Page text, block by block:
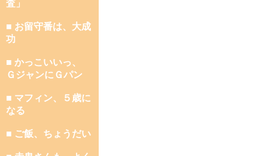
査」
■ お留守番は、大成
功
■ かっこいいっ、
ＧジャンにＧパン
■ マフィン、５歳に
なる
■ ご飯、ちょうだい